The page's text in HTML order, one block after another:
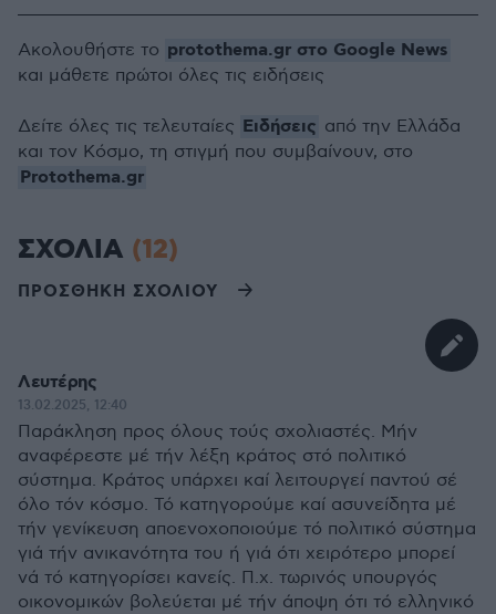
Ακολουθήστε το protothema.gr στο Google News
και μάθετε πρώτοι όλες τις ειδήσεις
Δείτε όλες τις τελευταίες Ειδήσεις από την Ελλάδα
και τον Κόσμο, τη στιγμή που συμβαίνουν, στο
Protothema.gr
ΣΧΟΛΙΑ (12)
ΠΡΟΣΘΗΚΗ ΣΧΟΛΙΟΥ
Λευτέρης
13.02.2025, 12:40
Παράκληση προς όλους τούς σχολιαστές. Μήν
αναφέρεστε μέ τήν λέξη κράτος στό πολιτικό
σύστημα. Κράτος υπάρχει καί λειτουργεί παντού σέ
όλο τόν κόσμο. Τό κατηγορούμε καί ασυνείδητα μέ
τήν γενίκευση αποενοχοποιούμε τό πολιτικό σύστημα
γιά τήν ανικανότητα του ή γιά ότι χειρότερο μπορεί
νά τό κατηγορίσει κανείς. Π.χ. τωρινός υπουργός
οικονομικών βολεύεται μέ τήν άποψη ότι τό ελληνικό